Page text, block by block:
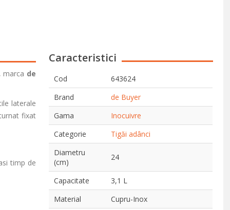
marca de
laterale
fixat
timp de
Caracteristici
Cod
643624
Brand
de Buyer
Gama
Inocuivre
Categorie
Tigăi adânci
Diametru
(cm)
24
Capacitate
3,1 L
Material
Cupru-Inox